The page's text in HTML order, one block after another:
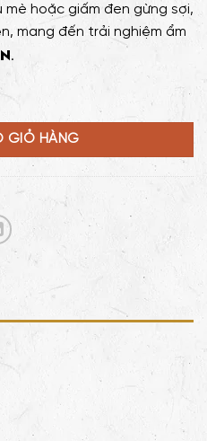
hoặc giấm đen gừng sợi,
mang đến trải nghiệm ẩm
.
GIỎ HÀNG